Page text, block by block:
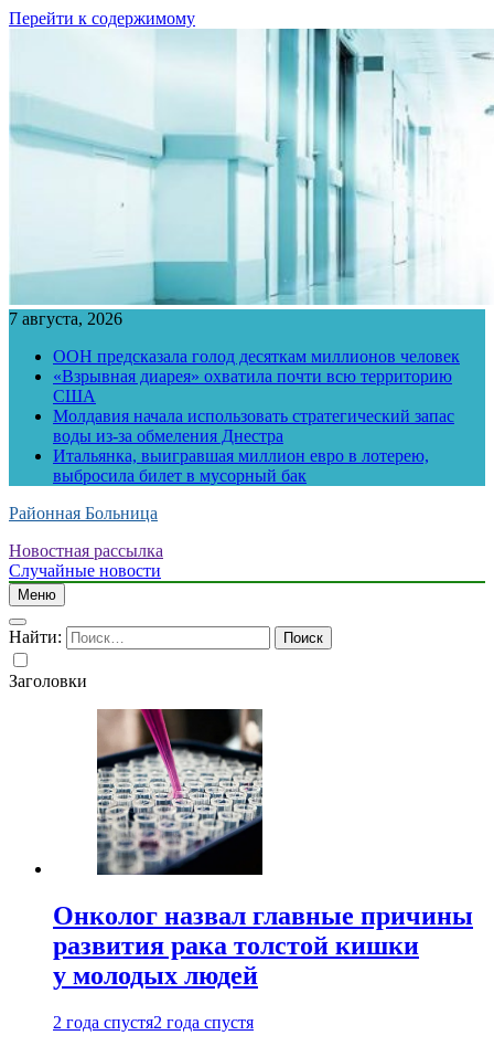
Перейти к содержимому
7 августа, 2026
ООН предсказала голод десяткам миллионов человек
«Взрывная диарея» охватила почти всю территорию
США
Молдавия начала использовать стратегический запас
воды из-за обмеления Днестра
Итальянка, выигравшая миллион евро в лотерею,
выбросила билет в мусорный бак
Районная Больница
Новостная рассылка
Случайные новости
Меню
Найти:
Заголовки
Онколог назвал главные причины
развития рака толстой кишки
у молодых людей
2 года спустя2 года спустя